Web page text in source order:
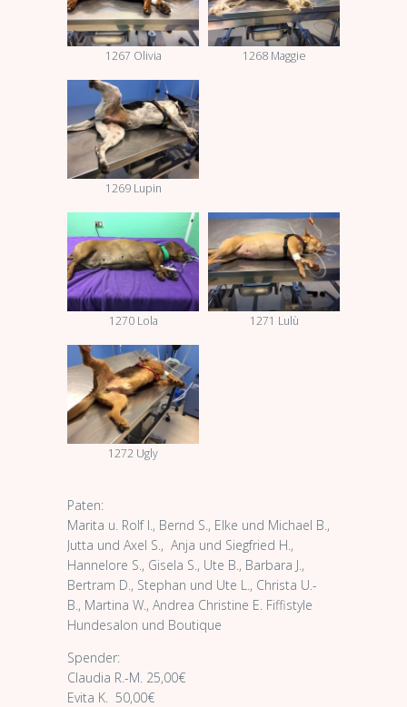
1267 Olivia 1268 Maggie
1269 Lupin
1270 Lola 1271 Lulù
1272 Ugly
Paten:
Marita u. Rolf I., Bernd S., Elke und Michael B.,
Jutta und Axel S., Anja und Siegfried H.,
Hannelore S., Gisela S., Ute B., Barbara J.,
Bertram D., Stephan und Ute L., Christa U.-
B., Martina W., Andrea Christine E. Fiffistyle
Hundesalon und Boutique
Spender:
Claudia R.-M. 25,00€
Evita K. 50,00€